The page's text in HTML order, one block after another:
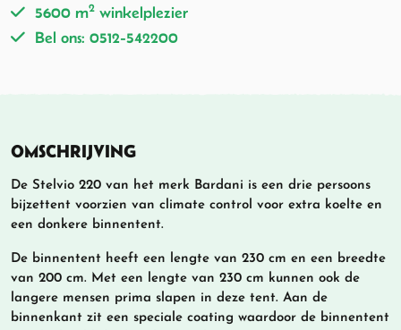
5600 m2 winkelplezier
Bel ons: 0512-542200
OMSCHRIJVING
De Stelvio 220 van het merk Bardani is een drie persoons
bijzettent voorzien van climate control voor extra koelte en
een donkere binnentent.
De binnentent heeft een lengte van 230 cm en een breedte
van 200 cm. Met een lengte van 230 cm kunnen ook de
langere mensen prima slapen in deze tent. Aan de
binnenkant zit een speciale coating waardoor de binnentent